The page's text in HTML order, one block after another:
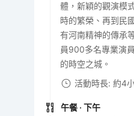
體，新穎的觀演模
時的繁榮、再到民
有河南精神的傳承
員900多名專業演
的時空之城。
活動時長: 約4
午餐 · 下午